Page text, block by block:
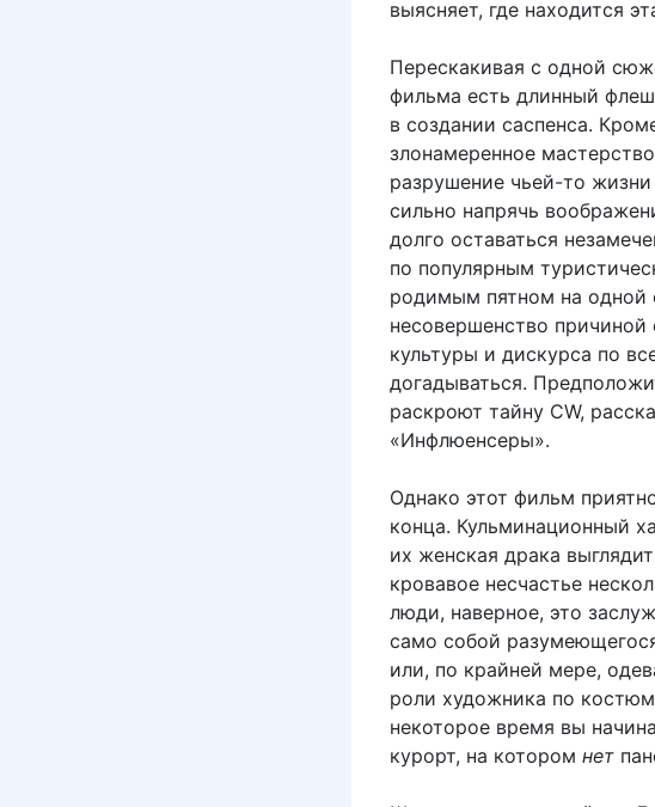
выясняет, где находится
Перескакивая с одной
фильма есть длинный
в создании саспенса.
злонамеренное
разрушение чьей-то
сильно напрячь
долго оставаться
по популярным
родимым пятном на одной
несовершенство причиной
культуры и дискурса по
догадываться.
раскроют тайну CW,
«Инфлюенсеры».
Однако этот фильм
конца. Кульминационный
их женская драка
кровавое несчастье
люди, наверное, это
само собой
или, по крайней мере,
роли художника по
некоторое время вы
курорт, на котором нет